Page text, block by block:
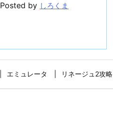
Posted by しろくま
エミュレータ リネージュ2攻略